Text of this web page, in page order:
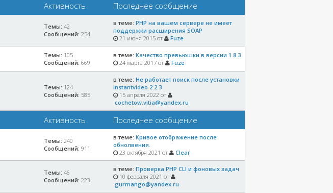
Активность
Последнее сообщение
Темы: 42
Сообщений: 254
в теме: PHP на вашем сервере не имеет
поддержки расширения SOAP
21 июня 2015 от
Fuze
Темы: 105
Сообщений: 669
в теме: Качество превьюшки в версии 1.8.3
24 марта 2017 от
Fuze
Темы: 124
Сообщений: 585
в теме: Не работает поиск после установки
instantvideo 2.2.3
15 апреля 2022 от
cochetow.vitia@yandex.ru
Активность
Последнее сообщение
Темы: 240
Сообщений: 911
в теме: Кривое отображение после
обнолвения.
23 октября 2021 от
Clear
Темы: 46
Сообщений: 223
в теме: Проверка PHP CLI и фоновых задач
10 февраля 2021 от
gurmango@yandex.ru